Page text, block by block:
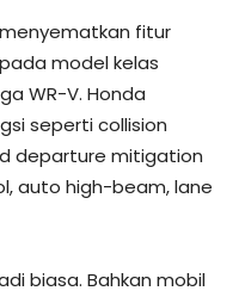
fitur
model kelas
WR-V. Honda
seperti collision
departure mitigation
auto high-beam, lane
biasa. Bahkan mobil